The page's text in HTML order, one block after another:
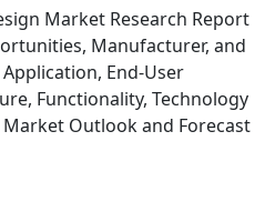
Market Research Report
Manufacturer, and
End-User
Functionality, Technology
Outlook and Forecast